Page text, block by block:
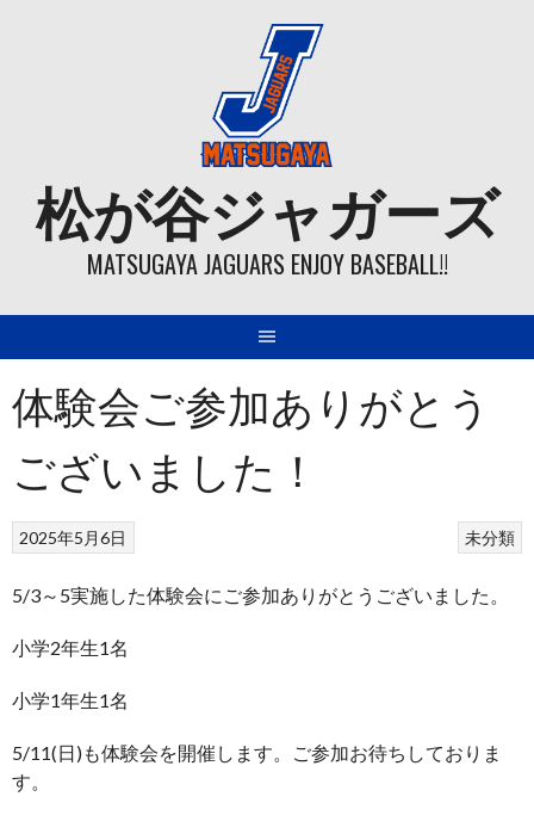
松が谷ジャガーズ
MATSUGAYA JAGUARS ENJOY BASEBALL!!
体験会ご参加ありがとう
ございました！
未分類
2025年5月6日
5/3～5実施した体験会にご参加ありがとうございました。
小学2年生1名
小学1年生1名
5/11(日)も体験会を開催します。ご参加お待ちしておりま
す。